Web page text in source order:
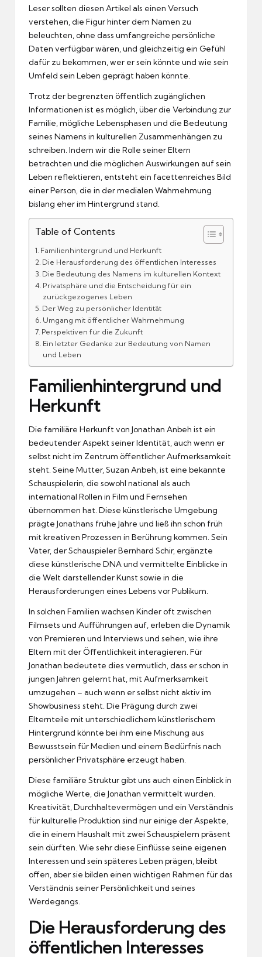
Leser sollten diesen Artikel als einen Versuch
verstehen, die Figur hinter dem Namen zu
beleuchten, ohne dass umfangreiche persönliche
Daten verfügbar wären, und gleichzeitig ein Gefühl
dafür zu bekommen, wer er sein könnte und wie sein
Umfeld sein Leben geprägt haben könnte.
Trotz der begrenzten öffentlich zugänglichen
Informationen ist es möglich, über die Verbindung zur
Familie, mögliche Lebensphasen und die Bedeutung
seines Namens in kulturellen Zusammenhängen zu
schreiben. Indem wir die Rolle seiner Eltern
betrachten und die möglichen Auswirkungen auf sein
Leben reflektieren, entsteht ein facettenreiches Bild
einer Person, die in der medialen Wahrnehmung
bislang eher im Hintergrund stand.
Table of Contents
Familienhintergrund und Herkunft
Die Herausforderung des öffentlichen Interesses
Die Bedeutung des Namens im kulturellen Kontext
Privatsphäre und die Entscheidung für ein
zurückgezogenes Leben
Der Weg zu persönlicher Identität
Umgang mit öffentlicher Wahrnehmung
Perspektiven für die Zukunft
Ein letzter Gedanke zur Bedeutung von Namen
und Leben
Familienhintergrund und
Herkunft
Die familiäre Herkunft von Jonathan Anbeh ist ein
bedeutender Aspekt seiner Identität, auch wenn er
selbst nicht im Zentrum öffentlicher Aufmerksamkeit
steht. Seine Mutter, Suzan Anbeh, ist eine bekannte
Schauspielerin, die sowohl national als auch
international Rollen in Film und Fernsehen
übernommen hat. Diese künstlerische Umgebung
prägte Jonathans frühe Jahre und ließ ihn schon früh
mit kreativen Prozessen in Berührung kommen. Sein
Vater, der Schauspieler Bernhard Schir, ergänzte
diese künstlerische DNA und vermittelte Einblicke in
die Welt darstellender Kunst sowie in die
Herausforderungen eines Lebens vor Publikum.
In solchen Familien wachsen Kinder oft zwischen
Filmsets und Aufführungen auf, erleben die Dynamik
von Premieren und Interviews und sehen, wie ihre
Eltern mit der Öffentlichkeit interagieren. Für
Jonathan bedeutete dies vermutlich, dass er schon in
jungen Jahren gelernt hat, mit Aufmerksamkeit
umzugehen – auch wenn er selbst nicht aktiv im
Showbusiness steht. Die Prägung durch zwei
Elternteile mit unterschiedlichem künstlerischem
Hintergrund könnte bei ihm eine Mischung aus
Bewusstsein für Medien und einem Bedürfnis nach
persönlicher Privatsphäre erzeugt haben.
Diese familiäre Struktur gibt uns auch einen Einblick in
mögliche Werte, die Jonathan vermittelt wurden.
Kreativität, Durchhaltevermögen und ein Verständnis
für kulturelle Produktion sind nur einige der Aspekte,
die in einem Haushalt mit zwei Schauspielern präsent
sein dürften. Wie sehr diese Einflüsse seine eigenen
Interessen und sein späteres Leben prägen, bleibt
offen, aber sie bilden einen wichtigen Rahmen für das
Verständnis seiner Persönlichkeit und seines
Werdegangs.
Die Herausforderung des
öffentlichen Interesses